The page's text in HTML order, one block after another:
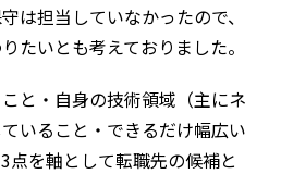
は担当していなかったので、
たいとも考えておりました。
と・自身の技術領域（主にネ
いること・できるだけ幅広い
点を軸として転職先の候補と